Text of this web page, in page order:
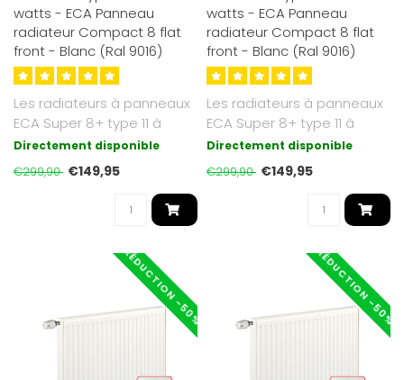
watts - ECA Panneau
radiateur Compact 8 flat
front - Blanc (Ral 9016)
Les radiateurs à panneaux
ECA Super 8+ type 11 à
façade plate que nous
Directement disponible
€299,90 €149,95
watts - ECA Panneau
radiateur Compact 8 flat
front - Blanc (Ral 9016)
Les radiateurs à panneaux
ECA Super 8+ type 11 à
façade plate que nous
Directement disponible
€299,90 €149,95
RÉDUCTION -50% RÉDUCTION -50%